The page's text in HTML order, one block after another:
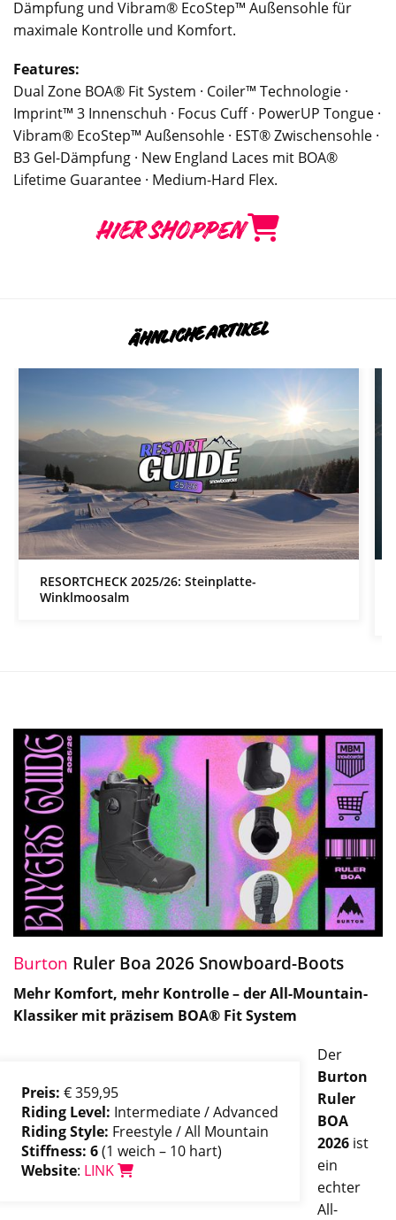
Dämpfung und Vibram® EcoStep™ Außensohle für
maximale Kontrolle und Komfort.
Features:
Dual Zone BOA® Fit System · Coiler™ Technologie ·
Imprint™ 3 Innenschuh · Focus Cuff · PowerUP Tongue ·
Vibram® EcoStep™ Außensohle · EST® Zwischensohle ·
B3 Gel-Dämpfung · New England Laces mit BOA®
Lifetime Guarantee · Medium-Hard Flex.
HIER SHOPPEN
ÄHNLICHE ARTIKEL
RESORTCHECK 2025/26: Steinplatte-
Winklmoosalm
Burton Ruler Boa 2026 Snowboard-Boots
Mehr Komfort, mehr Kontrolle – der All-Mountain-
Klassiker mit präzisem BOA® Fit System
Preis: € 359,95
Riding Level: Intermediate / Advanced
Riding Style: Freestyle / All Mountain
Stiffness: 6(1 weich – 10 hart)
Website: LINK
Der
Burton
Ruler
BOA
2026 ist
ein
echter
All-